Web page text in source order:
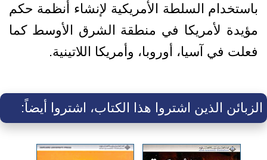
باستخدام السلطة الأمريكية لإنشاء أنظمة حكم
مؤيدة لأمريكا في منطقة الشرق الأوسط كما
فعلت في آسيا، أوروبا، وأمريكا اللاتينية.
الزبائن الذين اشتروا هذا الكتاب، اشتروا أيضاً: